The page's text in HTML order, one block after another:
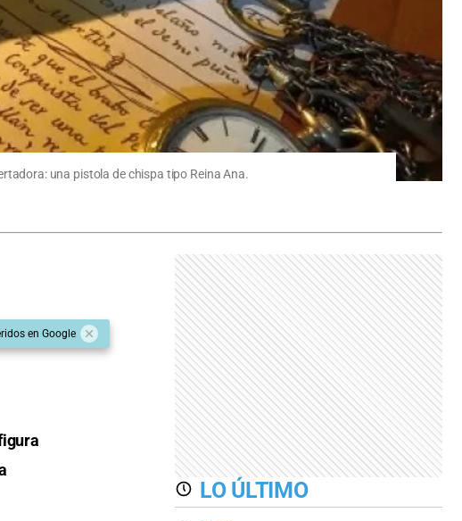
una pistola de chispa tipo Reina Ana.
en Google
LO ÚLTIMO